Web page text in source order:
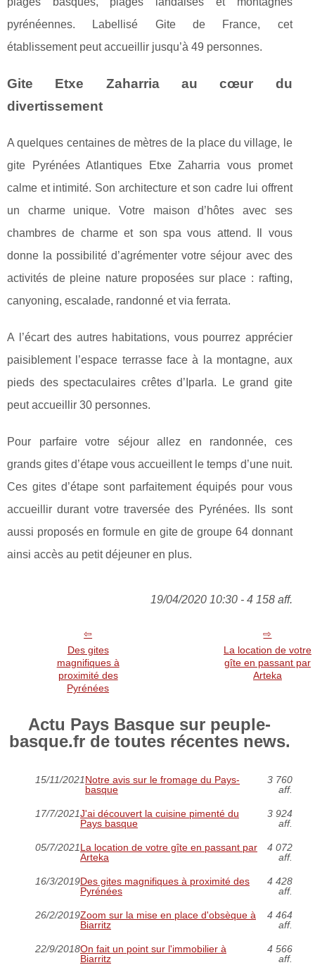
pyrénéennes. Labellisé Gite de France, cet
établissement peut accueillir jusqu’à 49 personnes.
Gite Etxe Zaharria au cœur du
divertissement
A quelques centaines de mètres de la place du village, le
gite Pyrénées Atlantiques Etxe Zaharria vous promet
calme et intimité. Son architecture et son cadre lui offrent
un charme unique. Votre maison d’hôtes avec ses
chambres de charme et son spa vous attend. Il vous
donne la possibilité d’agrémenter votre séjour avec des
activités de pleine nature proposées sur place : rafting,
canyoning, escalade, randonné et via ferrata.
A l’écart des autres habitations, vous pourrez apprécier
paisiblement l’espace terrasse face à la montagne, aux
pieds des spectaculaires crêtes d’Iparla. Le grand gite
peut accueillir 30 personnes.
Pour parfaire votre séjour allez en randonnée, ces
grands gites d’étape vous accueillent le temps d’une nuit.
Ces gites d’étape sont parfaitement équipés pour vous
accueillir durant votre traversée des Pyrénées. Ils sont
aussi proposés en formule en gite de groupe 64 donnant
ainsi accès au petit déjeuner en plus.
19/04/2020 10:30 - 4 158 aff.
Des gites
magnifiques à
proximité des
Pyrénées
La location de votre
gîte en passant par
Arteka
Actu Pays Basque sur peuple-
basque.fr de toutes récentes news.
15/11/2021Notre avis sur le fromage du Pays-
basque
3 760
aff.
17/7/2021J'ai découvert la cuisine pimenté du
Pays basque
3 924
aff.
05/7/2021La location de votre gîte en passant par
Arteka
4 072
aff.
16/3/2019Des gites magnifiques à proximité des
Pyrénées
4 428
aff.
26/2/2019Zoom sur la mise en place d'obsèque à
Biarritz
4 464
aff.
22/9/2018On fait un point sur l'immobilier à
Biarritz
4 566
aff.